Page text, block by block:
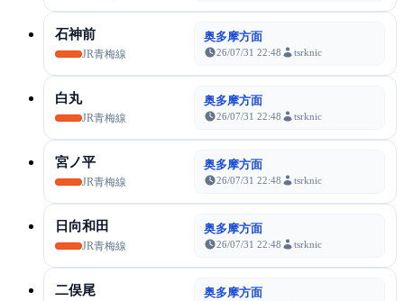
石神前
JR青梅線
奥多摩方面
26/07/31 22:48 tsrknic
白丸
JR青梅線
奥多摩方面
26/07/31 22:48 tsrknic
宮ノ平
JR青梅線
奥多摩方面
26/07/31 22:48 tsrknic
日向和田
JR青梅線
奥多摩方面
26/07/31 22:48 tsrknic
二俣尾 奥多摩方面